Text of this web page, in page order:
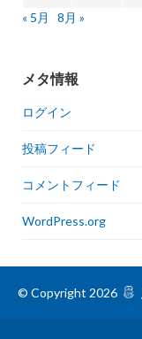
« 5月
8月 »
メタ情報
ログイン
投稿フィード
コメントフィード
WordPress.org
© Copyright 2026